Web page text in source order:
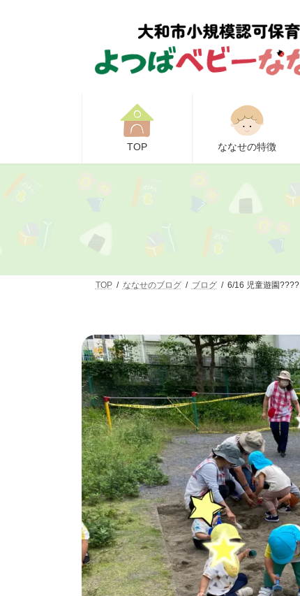
TOP ななせの特徴
TOP ななせのブログ ブログ 6/16 児童遊園????